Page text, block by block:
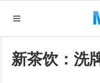
新茶饮：洗